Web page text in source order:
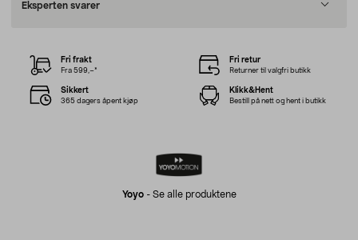
Eksperten svarer
Yoyo- Se alle produktene
Fri frakt
Fra 599,–*
Fri retur
Returner til valgfri butikk
Sikkert
365 dagers åpent kjøp
Klikk&Hent
Bestill på nett og hent i butikk